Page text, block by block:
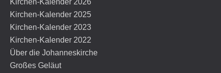
Kirchen-Kalender 2025
Kirchen-Kalender 2023
Kirchen-Kalender 2022
Über die Johanneskirche
Großes Geläut